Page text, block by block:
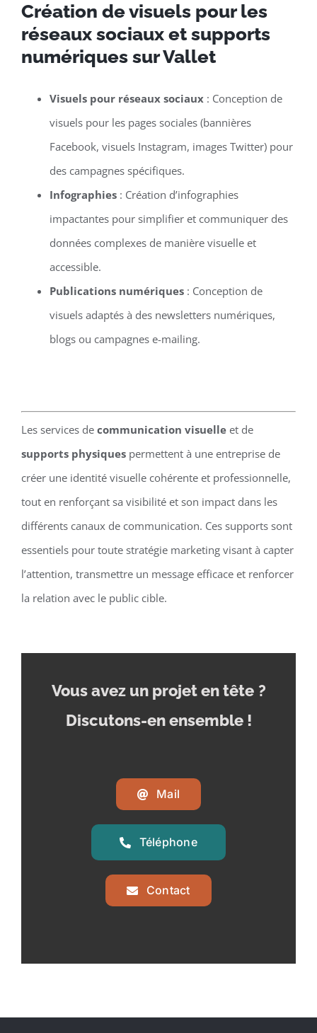
Création de visuels pour les
réseaux sociaux et supports
numériques sur Vallet
Visuels pour réseaux sociaux: Conception de
visuels pour les pages sociales (bannières
Facebook, visuels Instagram, images Twitter) pour
des campagnes spécifiques.
Infographies: Création d’infographies
impactantes pour simplifier et communiquer des
données complexes de manière visuelle et
accessible.
Publications numériques: Conception de
visuels adaptés à des newsletters numériques,
blogs ou campagnes e-mailing.
Les services de communication visuelleet de
supports physiquespermettent à une entreprise de
créer une identité visuelle cohérente et professionnelle,
tout en renforçant sa visibilité et son impact dans les
différents canaux de communication. Ces supports sont
essentiels pour toute stratégie marketing visant à capter
l’attention, transmettre un message efficace et renforcer
la relation avec le public cible.
Vous avez un projet en tête ?
Discutons-en ensemble !
Mail
Téléphone
Contact